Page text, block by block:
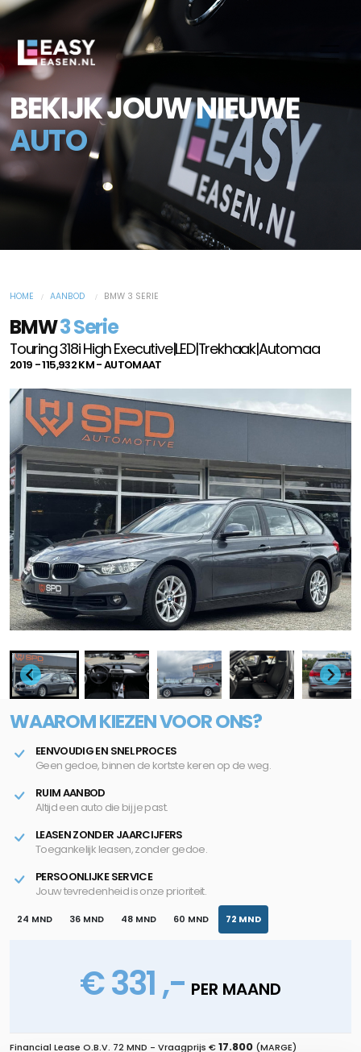
BEKIJK JOUW NIEUWE
AUTO
HOME AANBOD BMW 3 SERIE
BMW3 Serie
Touring 318i High Executive|LED|Trekhaak|Automaa
2019 - 115,932 KM - AUTOMAAT
WAAROM KIEZEN VOOR ONS?
EENVOUDIG EN SNEL PROCES
Geen gedoe, binnen de kortste keren op de weg.
RUIM AANBOD
Altijd een auto die bij je past.
LEASEN ZONDER JAARCIJFERS
Toegankelijk leasen, zonder gedoe.
PERSOONLIJKE SERVICE
Jouw tevredenheid is onze prioriteit.
24 MND 36 MND 48 MND 60 MND 72 MND
€ 331 ,- PER MAAND
Financial Lease O.B.V. 72 MND - Vraagprijs €17.800 (MARGE)